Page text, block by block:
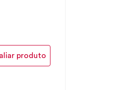
produto